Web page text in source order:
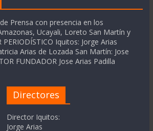
Prensa con presencia en los
Ucayali, Loreto San Martín y
PERIODÍSTICO Iquitos: Jorge Arias
Arias de Lozada San Martín: Jose
FUNDADOR Jose Arias Padilla
Directores
Director Iquitos:
Jorge Arias